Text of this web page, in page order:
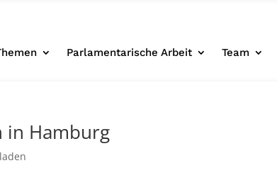
Parlamentarische Arbeit Team
in Hamburg